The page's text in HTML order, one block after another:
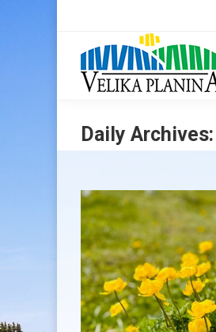
Daily Archives: